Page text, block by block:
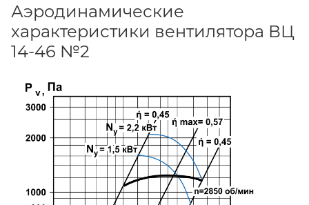
Аэродинамические
характеристики вентилятора ВЦ
14-46 №2